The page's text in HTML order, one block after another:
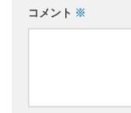
コメント ※